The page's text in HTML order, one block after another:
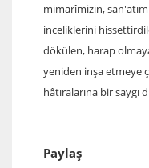
mimarîmizin,
inceliklerini
dökülen, harap
yeniden inşa etmeye
hâtıralarına bir saygı
Paylaş